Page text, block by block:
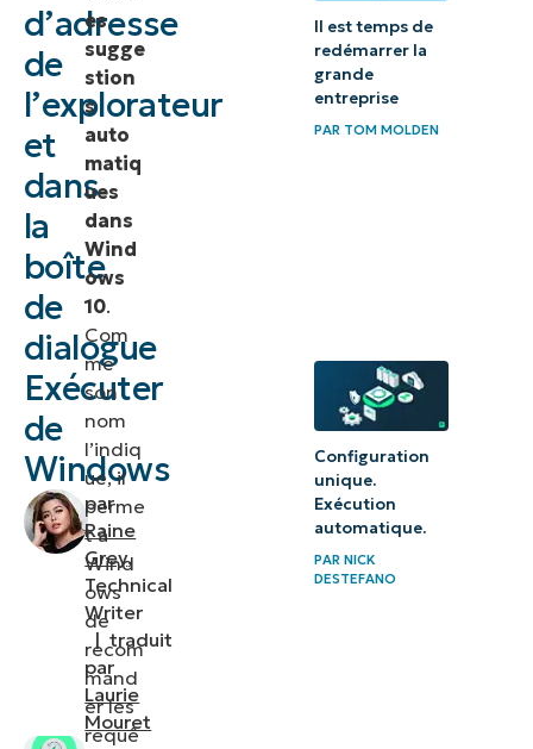
d’adresse
de
l’explorateur
et
dans
la
boîte
de
dialogue
Exécuter
de
Windows
par
Raine
Grey,
Technical
Writer
|traduit
par
Laurie
Mouret
suggestions
automatiques
l’Explorateur
Windows
des
questions
configurer
suggestion
automatique
de
l’Explorateur
Windows
es
sugge
stion
s
auto
matiq
ues
dans
Wind
ows
10.
Com
me
son
nom
l’indiq
ue, il
perme
t à
Wind
ows
de
recom
mand
er les
requê
Il est temps de
redémarrer la
grande
entreprise
PAR TOM MOLDEN
Configuration
unique.
Exécution
automatique.
PAR NICK
DESTEFANO